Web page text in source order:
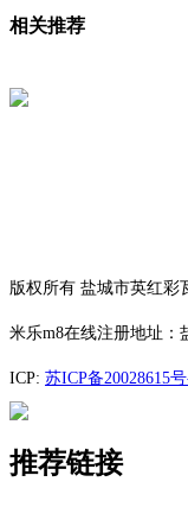
相关推荐
版权所有 盐城市英红彩
米乐m8在线注册地址：
ICP: 苏ICP备20028615
推荐链接